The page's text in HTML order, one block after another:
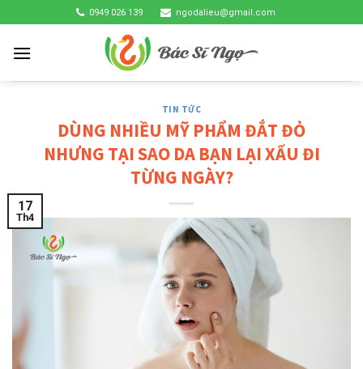
to
content
0949 026 139 ngodalieu@gmail.com
TIN TỨC
DÙNG NHIỀU MỸ PHẨM ĐẮT ĐỎ
NHƯNG TẠI SAO DA BẠN LẠI XẤU ĐI
TỪNG NGÀY?
17
Th4